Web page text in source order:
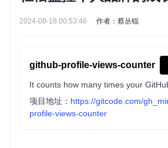
2024-08-18 00:53:46 作者：蔡丛锟
github-profile-views-counter
项目地址： https://gitcode.com/
profile-views-counter